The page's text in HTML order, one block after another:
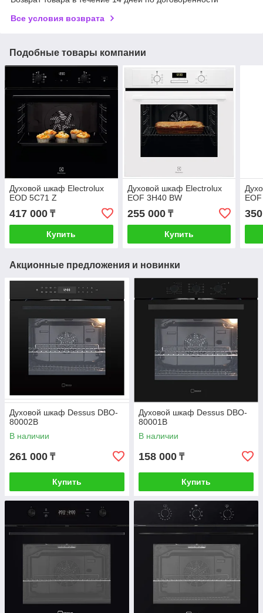
Все условия возврата
Подобные товары компании
Духовой шкаф Electrolux
EOD 5C71 Z
417 000 ₸
Купить
Духовой шкаф Electrolux
EOF 3H40 BW
255 000₸
Купить
Акционные предложения и новинки
Духовой шкаф Dessus DBO-
80002B
В наличии
261 000 ₸
Купить
Духовой шкаф Dessus DBO-
80001B
В наличии
158 000 ₸
Купить